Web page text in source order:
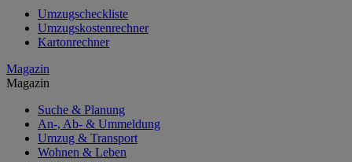
Umzugscheckliste
Umzugskostenrechner
Kartonrechner
Magazin
Magazin
Suche & Planung
An-, Ab- & Ummeldung
Umzug & Transport
Wohnen & Leben